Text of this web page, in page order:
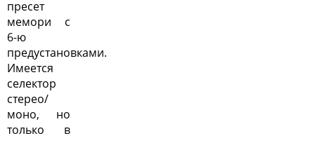
пресет
мемори с
6-ю
предустановками.
Имеется
селектор
стерео/
моно, но
только в